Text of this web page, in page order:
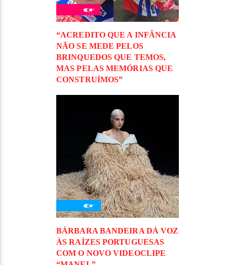
“ACREDITO QUE A INFÂNCIA
NÃO SE MEDE PELOS
BRINQUEDOS QUE TEMOS,
MAS PELAS MEMÓRIAS QUE
CONSTRUÍMOS”
BÁRBARA BANDEIRA DÁ VOZ
ÀS RAÍZES PORTUGUESAS
COM O NOVO VIDEOCLIPE